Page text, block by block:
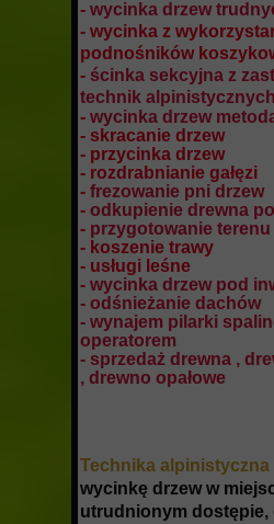
- wycinka drzew
- wycinka z
podnośników
- ścinka sekcyjna z
technik alpinistycznych
- wycinka drzew
- skracanie drzew
- przycinka drzew
- rozdrabnianie gałęzi
- frezowanie pni drzew
- odkupienie drewna
- przygotowanie
- koszenie trawy
- usługi leśne
- wycinka drzew pod
- odśnieżanie dachów
- wynajem pilarki
operatorem
- sprzedaż drewna ,
, drewno opałowe
Technika alpinistyczna
wycinkę drzew w
utrudnionym dostępie,